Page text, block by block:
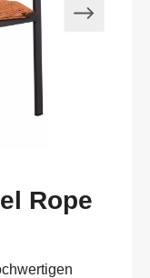
Rope